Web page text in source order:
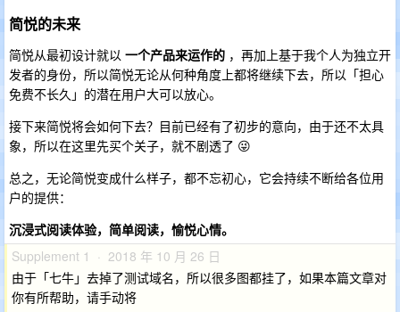
简悦的未来
简悦从最初设计就以 一个产品来运作的 ，再加上基于我个人为独立开
发者的身份，所以简悦无论从何种角度上都将继续下去，所以「担心
免费不长久」的潜在用户大可以放心。
接下来简悦将会如何下去？目前已经有了初步的意向，由于还不太具
象，所以在这里先买个关子，就不剧透了 😜
总之，无论简悦变成什么样子，都不忘初心，它会持续不断给各位用
户的提供：
沉浸式阅读体验，简单阅读，愉悦心情。
Supplement 1 · 2018 年 10 月 26 日
由于「七牛」去掉了测试域名，所以很多图都挂了，如果本篇文章对
你有所帮助，请手动将